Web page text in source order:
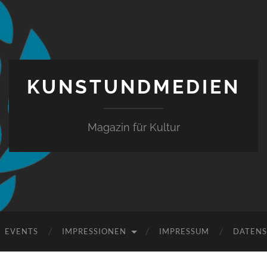
KUNSTUNDMEDIEN
Magazin für Kultur
EVENTS IMPRESSIONEN IMPRESSUM